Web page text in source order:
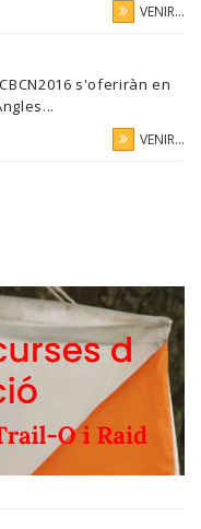
VENIR...
s'oferiràn en
VENIR...